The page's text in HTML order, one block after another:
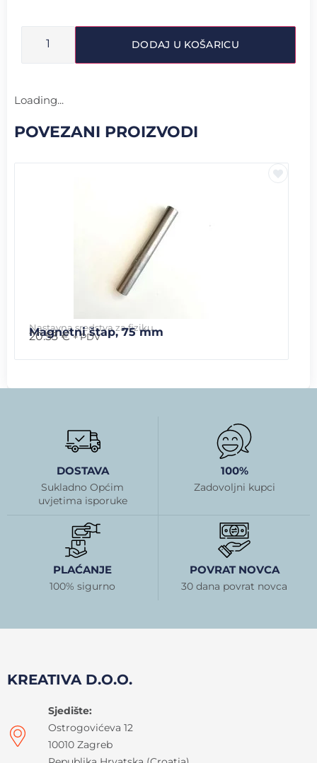
DODAJ U KOŠARICU
Loading...
POVEZANI PROIZVODI
Nastavna sredstva za fiziku
Magnetni štap, 75 mm
20.53€ + PDV
DOSTAVA
Sukladno Općim
uvjetima isporuke
100%
Zadovoljni kupci
PLAĆANJE
100% sigurno
POVRAT NOVCA
30 dana povrat novca
KREATIVA D.O.O.
Sjedište:
Ostrogovićeva 12
10010 Zagreb